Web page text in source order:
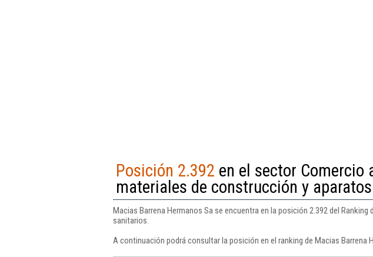
Posición 2.392 en el sector Comercio
materiales de construcción y
Macias Barrena Hermanos Sa se encuentra en la posición 2.392 del
sanitarios.
A continuación podrá consultar la posición en el ranking de Macias Barrena